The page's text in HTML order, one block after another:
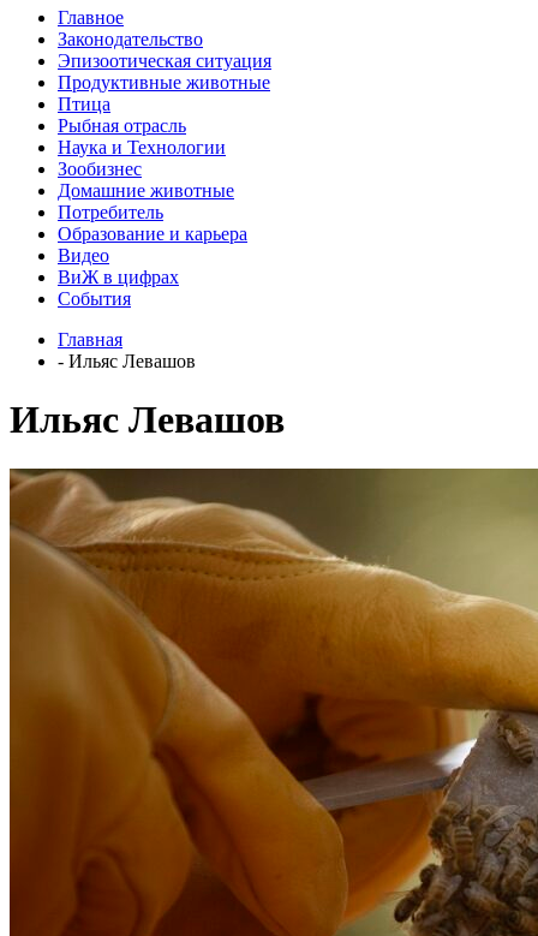
Главное
Законодательство
Эпизоотическая ситуация
Продуктивные животные
Птица
Рыбная отрасль
Наука и Технологии
Зообизнес
Домашние животные
Потребитель
Образование и карьера
Видео
ВиЖ в цифрах
События
Главная
- Ильяс Левашов
Ильяс Левашов